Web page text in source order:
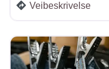
Veibeskrivelse